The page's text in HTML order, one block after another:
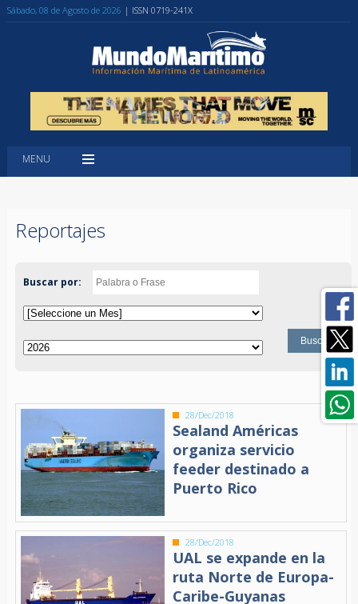
Sábado, 08 de Agosto de 2026 | ISSN 0719-241X
MENU
Reportajes
Buscar por:
28/Dec/2018
Sealand Américas
organiza servicio
feeder destinado a
Puerto Rico
28/Dec/2018
UAL se expande en la
ruta Norte de Europa-
Caribe-Guyanas